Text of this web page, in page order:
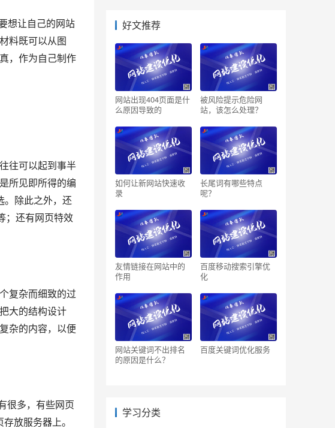
想让自己的网站
料既可以从图
，作为自己制作
往可以起到事半
所见即所得的编
。除此之外，还
；还有网页特效
复杂而细致的过
大的结构设计
杂的内容，以便
很多，有些网页
放服务器上。
好文推荐
网站出现404页面是什
么原因导致的
被风险提示危险网
站，该怎么处理？
如何让新网站快速收
录
长尾词有哪些特点
呢？
友情链接在网站中的
作用
百度移动搜索引擎优
化
网站关键词不出排名
的原因是什么？
百度关键词优化服务
学习分类